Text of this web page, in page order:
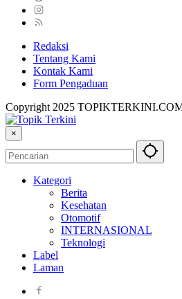
Redaksi
Tentang Kami
Kontak Kami
Form Pengaduan
Copyright 2025
×
Kategori
Berita
Kesehatan
Otomotif
INTERNASIONAL
Teknologi
Label
Laman